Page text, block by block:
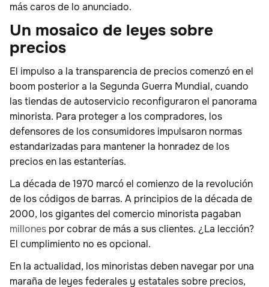
más caros de lo anunciado.
Un mosaico de leyes sobre
precios
El impulso a la transparencia de precios comenzó en el
boom posterior a la Segunda Guerra Mundial, cuando
las tiendas de autoservicio reconfiguraron el panorama
minorista. Para proteger a los compradores, los
defensores de los consumidores impulsaron normas
estandarizadas para mantener la honradez de los
precios en las estanterías.
La década de 1970 marcó el comienzo de la revolución
de los códigos de barras. A principios de la década de
2000, los gigantes del comercio minorista pagaban
millones por cobrar de más a sus clientes. ¿La lección?
El cumplimiento no es opcional.
En la actualidad, los minoristas deben navegar por una
maraña de leyes federales y estatales sobre precios,